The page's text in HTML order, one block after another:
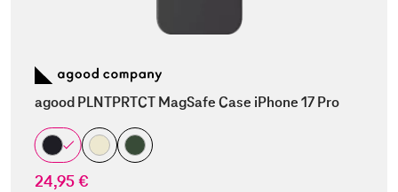
agood PLNTPRTCT MagSafe Case iPhone 17 Pro
24,95 €